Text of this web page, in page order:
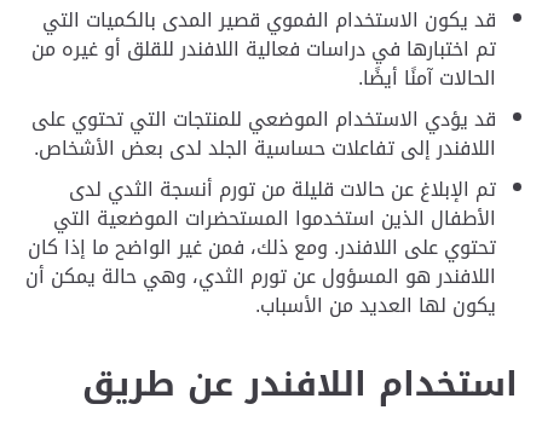
قد يكون الاستخدام الفموي قصير المدى بالكميات التي
تم اختبارها في دراسات فعالية اللافندر للقلق أو غيره من
الحالات آمنًا أيضًا.
قد يؤدي الاستخدام الموضعي للمنتجات التي تحتوي على
اللافندر إلى تفاعلات حساسية الجلد لدى بعض الأشخاص.
تم الإبلاغ عن حالات قليلة من تورم أنسجة الثدي لدى
الأطفال الذين استخدموا المستحضرات الموضعية التي
تحتوي على اللافندر. ومع ذلك، فمن غير الواضح ما إذا كان
اللافندر هو المسؤول عن تورم الثدي، وهي حالة يمكن أن
يكون لها العديد من الأسباب.
استخدام اللافندر عن طريق